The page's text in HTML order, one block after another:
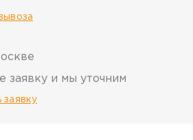
заявку и мы уточним
заявку